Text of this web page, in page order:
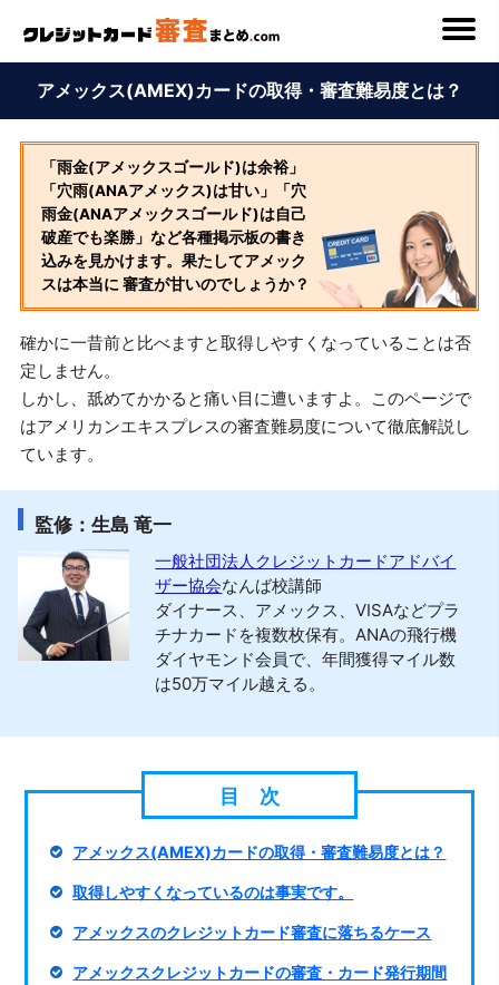
アメックス(AMEX)カードの取得・審査難易度とは？
「雨金(アメックスゴールド)は余裕」
「穴雨(ANAアメックス)は甘い」「穴
雨金(ANAアメックスゴールド)は自己
破産でも楽勝」など各種掲示板の書き
込みを見かけます。果たしてアメック
スは本当に 審査が甘いのでしょうか？
確かに一昔前と比べますと取得しやすくなっていることは否
定しません。
しかし、舐めてかかると痛い目に遭いますよ。このページで
はアメリカンエキスプレスの審査難易度について徹底解説し
ています。
監修：生島 竜一
一般社団法人クレジットカードアドバイ
ザー協会なんば校講師
ダイナース、アメックス、VISAなどプラ
チナカードを複数枚保有。ANAの飛行機
ダイヤモンド会員で、年間獲得マイル数
は50万マイル越える。
アメックス(AMEX)カードの取得・審査難易度とは？
取得しやすくなっているのは事実です。
アメックスのクレジットカード審査に落ちるケース
アメックスクレジットカードの審査・カード発行期間